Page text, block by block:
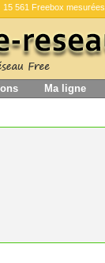
15 561 Freebox mesurées
Ma ligne